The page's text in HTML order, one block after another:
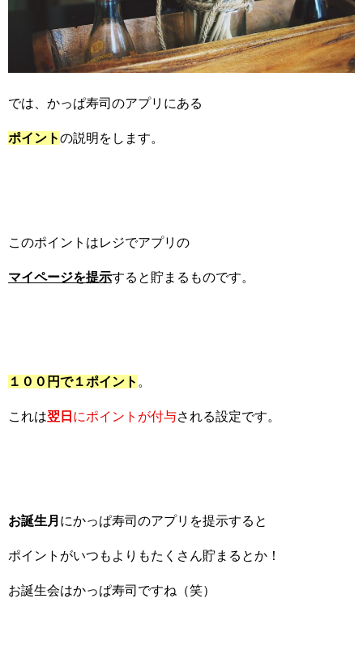
では、かっぱ寿司のアプリにある
ポイントの説明をします。
このポイントはレジでアプリの
マイページを提示すると貯まるものです。
１００円で１ポイント 。
これは翌日 にポイントが付与される設定です。
お誕生月 にかっぱ寿司のアプリを提示すると
ポイントがいつもよりもたくさん貯まるとか！
お誕生会はかっぱ寿司ですね（笑）